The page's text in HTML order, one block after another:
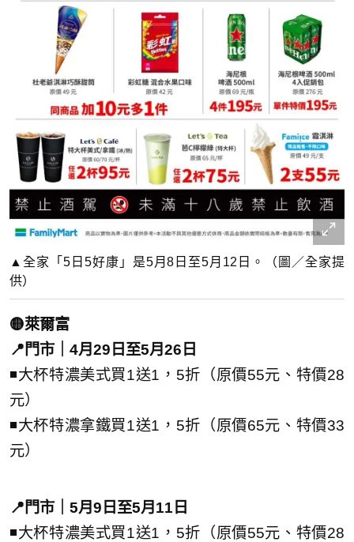
▲全家「5日5好康」是5月8日至5月12日。（圖／全家提
供）
🟡萊爾富
📍門市｜4月29日至5月26日
◾大杯特濃美式買1送1，5折（原價55元、特價28
元）
◾大杯特濃拿鐵買1送1，5折（原價65元、特價33
元）
📍門市｜5月9日至5月11日
◾大杯特濃美式買1送1，5折（原價55元、特價28